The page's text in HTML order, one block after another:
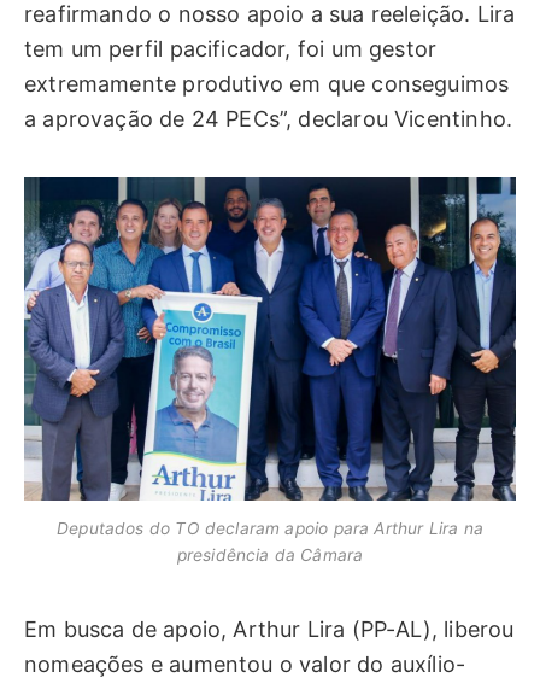
reafirmando o nosso apoio a sua reeleição. Lira
tem um perfil pacificador, foi um gestor
extremamente produtivo em que conseguimos
a aprovação de 24 PECs”, declarou Vicentinho.
Deputados do TO declaram apoio para Arthur Lira na
presidência da Câmara
Em busca de apoio, Arthur Lira (PP-AL), liberou
nomeações e aumentou o valor do auxílio-